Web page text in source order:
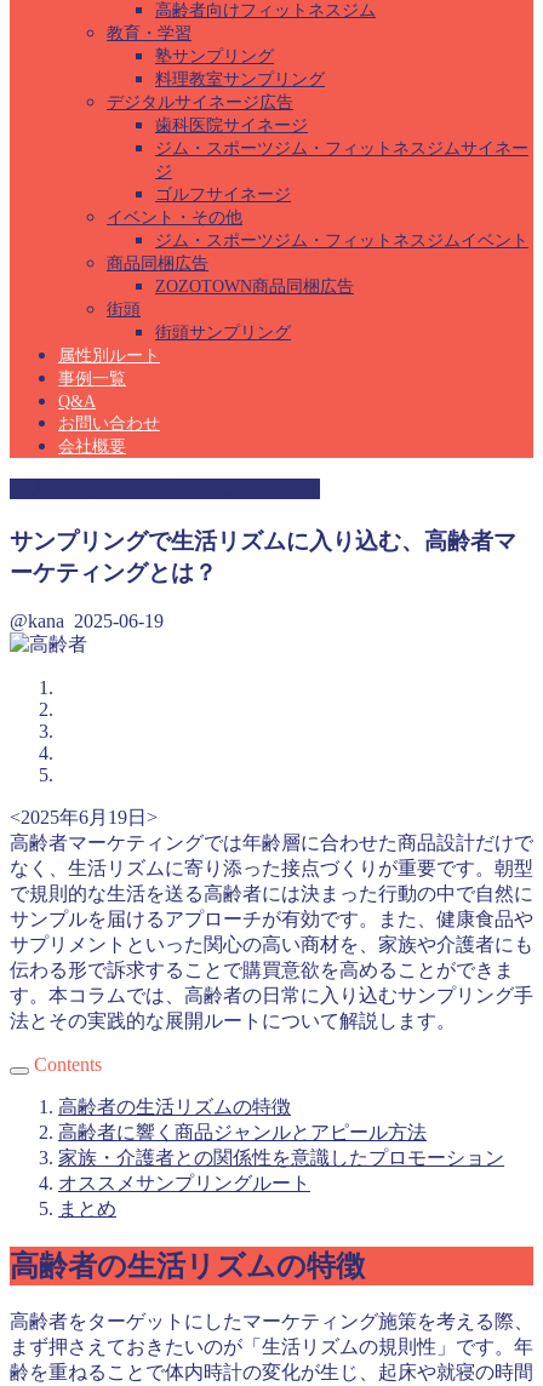
高齢者向けフィットネスジム
教育・学習
塾サンプリング
料理教室サンプリング
デジタルサイネージ広告
歯科医院サイネージ
ジム・スポーツジム・フィットネスジムサイネー
ジ
ゴルフサイネージ
イベント・その他
ジム・スポーツジム・フィットネスジムイベント
商品同梱広告
ZOZOTOWN商品同梱広告
街頭
街頭サンプリング
属性別ルート
事例一覧
Q&A
お問い合わせ
会社概要
サンプリングで生活リズムに入り込む、高齢者マ
ーケティングとは？
@kana 2025-06-19
<2025年6月19日>
高齢者マーケティングでは年齢層に合わせた商品設計だけで
なく、生活リズムに寄り添った接点づくりが重要です。朝型
で規則的な生活を送る高齢者には決まった行動の中で自然に
サンプルを届けるアプローチが有効です。また、健康食品や
サプリメントといった関心の高い商材を、家族や介護者にも
伝わる形で訴求することで購買意欲を高めることができま
す。本コラムでは、高齢者の日常に入り込むサンプリング手
法とその実践的な展開ルートについて解説します。
Contents
高齢者の生活リズムの特徴
高齢者に響く商品ジャンルとアピール方法
家族・介護者との関係性を意識したプロモーション
オススメサンプリングルート
まとめ
高齢者の生活リズムの特徴
高齢者をターゲットにしたマーケティング施策を考える際、
まず押さえておきたいのが「生活リズムの規則性」です。年
齢を重ねることで体内時計の変化が生じ、起床や就寝の時間